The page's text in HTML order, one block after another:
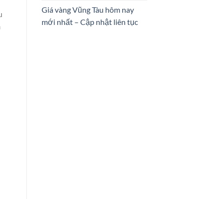
Giá vàng Vũng Tàu hôm nay
mới nhất – Cập nhật liên tục